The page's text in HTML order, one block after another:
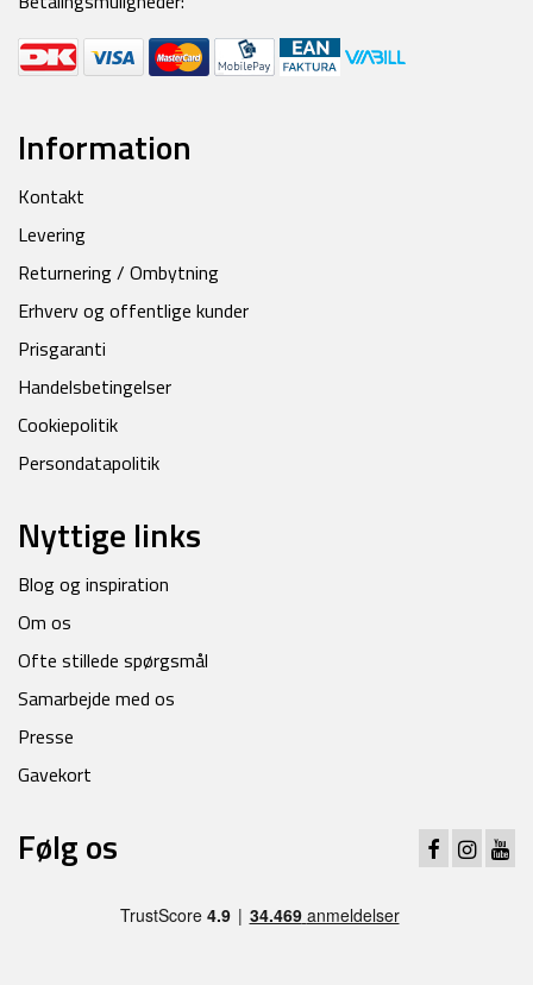
Information
Kontakt
Levering
Returnering / Ombytning
Erhverv og offentlige kunder
Prisgaranti
Handelsbetingelser
Cookiepolitik
Persondatapolitik
Nyttige links
Blog og inspiration
Om os
Ofte stillede spørgsmål
Samarbejde med os
Presse
Gavekort
Følg os